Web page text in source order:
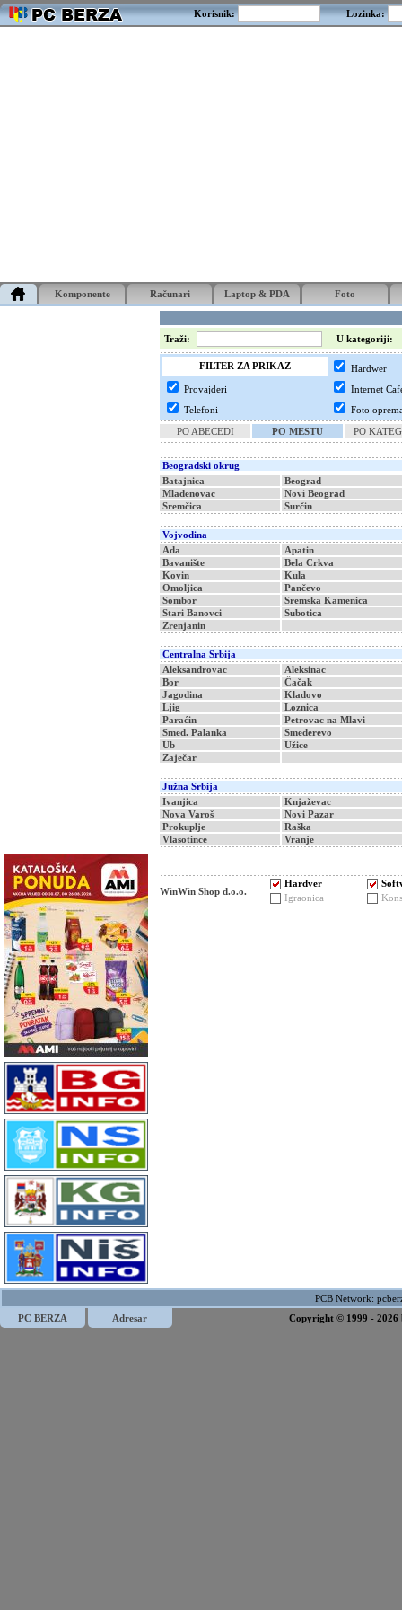
Korisnik: Lozinka:
Komponente Računari Laptop & PDA Foto
Traži: U kategoriji:
FILTER ZA PRIKAZ
Hardwer
Provajderi
Internet
Telefoni
Foto
PO ABECEDI
PO MESTU PO
Beogradski okrug
Batajnica
Beograd
Mladenovac
Novi Beograd
Sremčica
Surčin
Vojvodina
Ada
Apatin
Bavanište
Bela Crkva
Kovin
Kula
Omoljica
Pančevo
Sombor
Sremska Kamenica
Stari Banovci
Subotica
Zrenjanin
Centralna Srbija
Aleksandrovac
Aleksinac
Bor
Čačak
Jagodina
Kladovo
Ljig
Loznica
Paraćin
Petrovac na Mlavi
Smed. Palanka
Smederevo
Ub
Užice
Zaječar
Južna Srbija
Ivanjica
Knjaževac
Nova Varoš
Novi Pazar
Prokuplje
Raška
Vlasotince
Vranje
WinWin Shop d.o.o.
Hardver
Igraonica
PCB Network:
PC BERZA
Adresar Copyright © 1999 -